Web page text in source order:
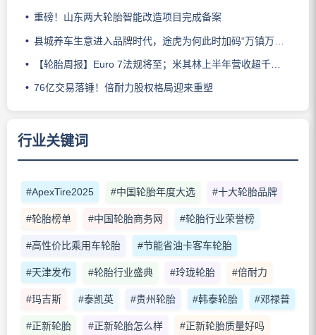
重磅！山东两大轮胎智能改造项目完成备案
县城养车生意进入品牌时代，途虎为何此时加码“万镇万店”？
【轮胎周报】Euro 7法规将至；米其林上半年营收超千亿；倍耐力上半年盈利稳增；龙星炭黑斩获欧洲近万吨订单
76亿交易落锤！倍耐力股权格局迎来重塑
行业关键词
#ApexTire2025 #中国轮胎年度大选 #十大轮胎品牌
#轮胎榜单 #中国轮胎商务网 #轮胎行业荣誉榜
#高性价比乘用车轮胎 #节能省油卡客车轮胎
#天津发布 #轮胎行业盛典 #玲珑轮胎 #倍耐力
#玛吉斯 #泰凯英 #贵州轮胎 #韩泰轮胎 #邓禄普
#正新轮胎 #正新轮胎怎么样 #正新轮胎质量好吗